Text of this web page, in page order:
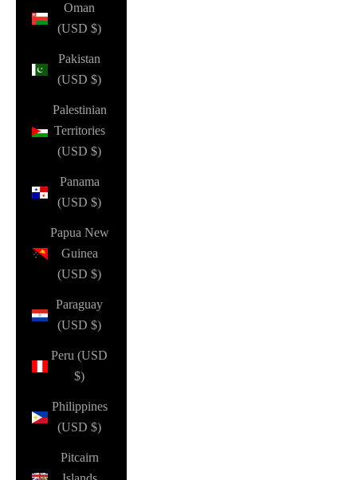
Oman
(USD $)
Pakistan
(USD $)
Palestinian
Territories
(USD $)
Panama
(USD $)
Papua New
Guinea
(USD $)
Paraguay
(USD $)
Peru (USD
$)
Philippines
(USD $)
Pitcairn